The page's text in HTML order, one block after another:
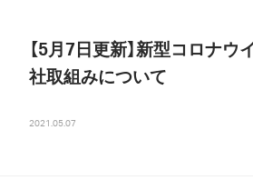
【5月7日更新】新型コロナウ
社取組みについて
2021.05.07